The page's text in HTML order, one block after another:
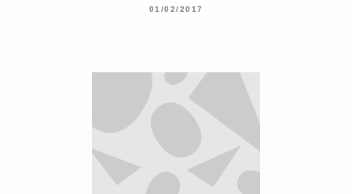
01/02/2017